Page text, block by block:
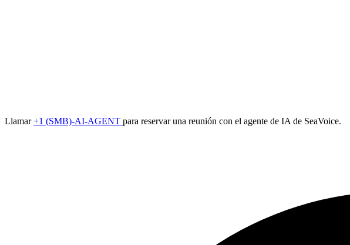
Llamar+1 (SMB)-AI-AGENT para reservar una reunión con el agente de IA de SeaVoice.